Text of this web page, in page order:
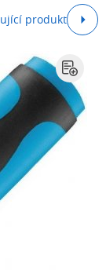
produkt